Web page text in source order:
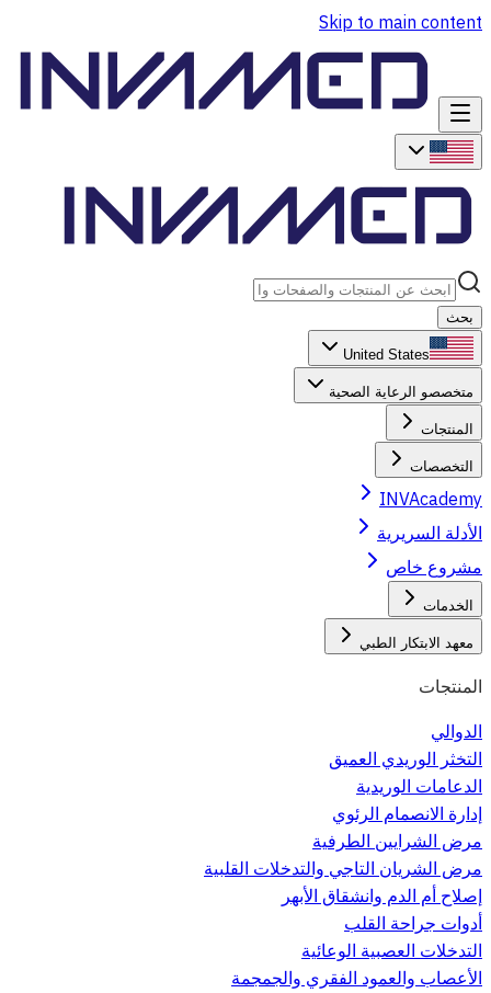
Skip to main content
بحث
United States
متخصصو الرعاية الصحية
المنتجات
التخصصات
INVAcademy
الأدلة السريرية
مشروع خاص
الخدمات
معهد الابتكار الطبي
المنتجات
الدوالي
التخثر الوريدي العميق
الدعامات الوريدية
إدارة الانصمام الرئوي
مرض الشرايين الطرفية
مرض الشريان التاجي والتدخلات القلبية
إصلاح أم الدم وانشقاق الأبهر
أدوات جراحة القلب
التدخلات العصبية الوعائية
الأعصاب والعمود الفقري والجمجمة